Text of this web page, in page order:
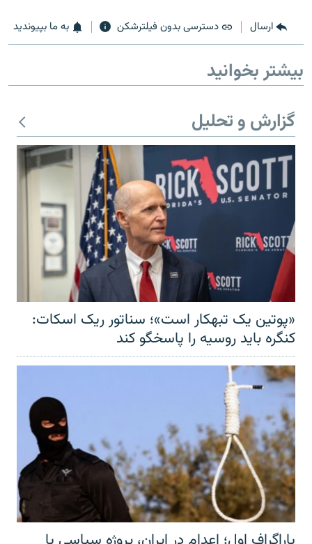
ارسال دسترسی بدون فیلترشکن به ما بپیوندید
بیشتر بخوانید
گزارش و تحلیل
«پوتین یک تبهکار است»؛ سناتور ریک اسکات:
کنگره باید روسیه را پاسخگو کند